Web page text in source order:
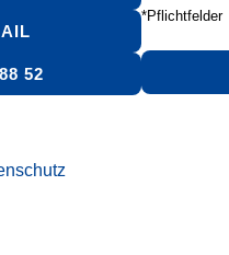
52
*Pflichtfelder